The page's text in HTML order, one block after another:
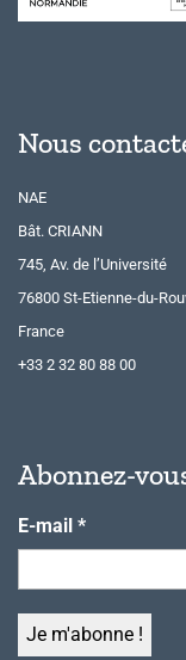
Nous
NAE
Bât. CRIANN
745, Av. de l’Université
76800 St-Etienne-du-
France
+33 2 32 80 88 00
Abonnez-
E-mail *